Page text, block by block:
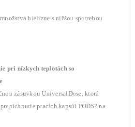
bielizne s nižšou spotrebou
pri nízkych teplotách so
zásuvkou UniversalDose, ktorá
pracích kapsúl PODS? na